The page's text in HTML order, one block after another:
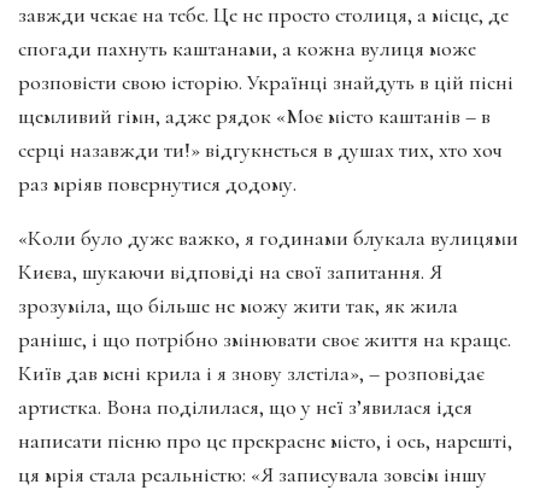
завжди чекає на тебе. Це не просто столиця, а місце, де
спогади пахнуть каштанами, а кожна вулиця може
розповісти свою історію. Українці знайдуть в цій пісні
щемливий гімн, адже рядок «Моє місто каштанів – в
серці назавжди ти!» відгукнеться в душах тих, хто хоч
раз мріяв повернутися додому.
«Коли було дуже важко, я годинами блукала вулицями
Києва, шукаючи відповіді на свої запитання. Я
зрозуміла, що більше не можу жити так, як жила
раніше, і що потрібно змінювати своє життя на краще.
Київ дав мені крила і я знову злетіла», – розповідає
артистка. Вона поділилася, що у неї з’явилася ідея
написати пісню про це прекрасне місто, і ось, нарешті,
ця мрія стала реальністю: «Я записувала зовсім іншу